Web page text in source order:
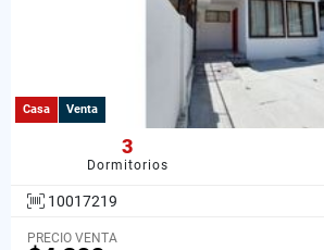
Casa Venta
3
Dormitorios
10017219
PRECIO VENTA